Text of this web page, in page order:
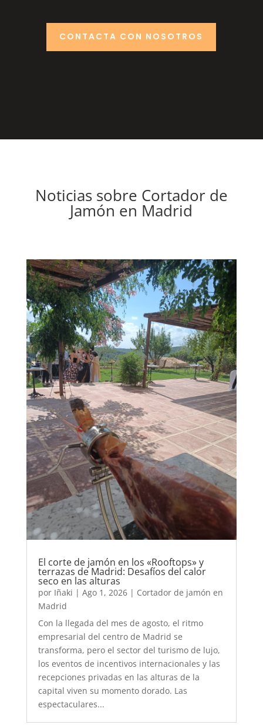
CONTACTA CON NOSOTROS
Noticias sobre Cortador de
Jamón en Madrid
El corte de jamón en los «Rooftops» y
terrazas de Madrid: Desafíos del calor
seco en las alturas
por Iñaki | Ago 1, 2026| Cortador de jamón en
Madrid
Con la llegada del mes de agosto, el ritmo
empresarial del centro de Madrid se
transforma, pero el sector del turismo de lujo,
los eventos de incentivos internacionales y las
recepciones privadas en las alturas de la
capital viven su momento dorado. Las
espectaculares...